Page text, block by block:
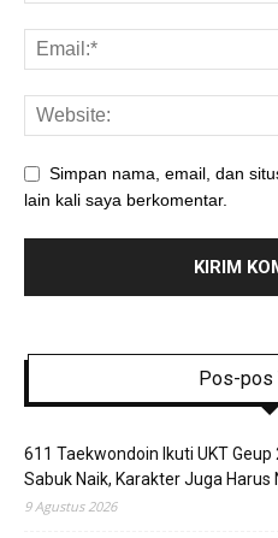
Simpan nama, email, dan
lain kali saya berkomentar.
Pos-pos
611 Taekwondoin Ikuti UKT
Sabuk Naik, Karakter Juga Harus
9 Agustus 2026